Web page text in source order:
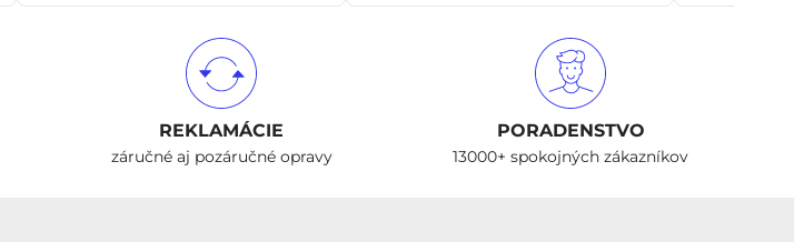
REKLAMÁCIE
záručné aj pozáručné opravy
PORADENSTVO
13000+ spokojných zákazníkov